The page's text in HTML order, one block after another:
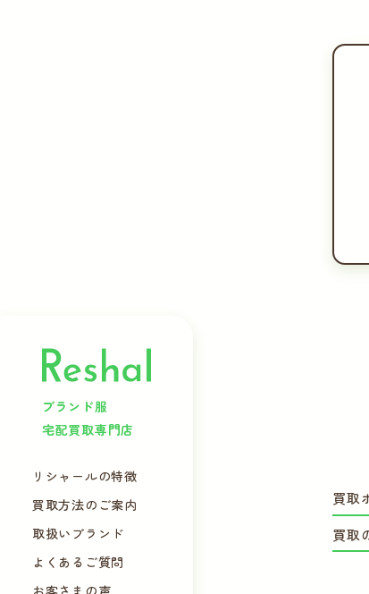
ブランド服
宅配買取専門店
リシャールの特徴
買取方法のご案内
取扱いブランド
よくあるご質問
お客さまの声
買取
買取